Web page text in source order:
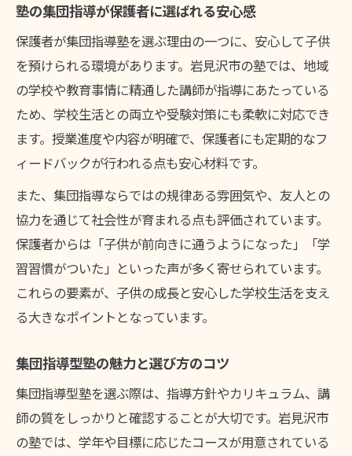
塾の集団指導が保護者に選ばれる安心感
保護者が集団指導塾を選ぶ理由の一つに、安心して子供
を預けられる環境があります。岩見沢市の塾では、地域
の学校や教育事情に精通した講師が指導にあたっている
ため、学校生活との両立や受験対策にも柔軟に対応でき
ます。授業進度や内容が明確で、保護者にも定期的なフ
ィードバックが行われる点も安心材料です。
また、集団指導ならではの規律ある雰囲気や、友人との
協力を通じて社会性が育まれる点も評価されています。
保護者からは「子供が前向きに通うようになった」「学
習習慣がついた」といった声が多く寄せられています。
これらの要素が、子供の成長と安心した学校生活を支え
る大きなポイントとなっています。
集団指導型塾の魅力と選び方のコツ
集団指導型塾を選ぶ際は、指導方針やカリキュラム、講
師の質をしっかりと確認することが大切です。岩見沢市
の塾では、学年や目標に応じたコースが用意されている